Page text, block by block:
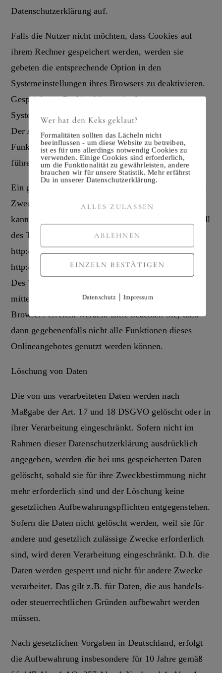
Datenschutzerklärung auf.
Falls die Nutzer nicht möchten, dass Cookies auf
ihrem Rechner gespeichert werden, werden sie
gebeten die entsprechende Option in den
Systemeinstellungen ihres Browsers zu deaktivieren.
Gespeicherte Cookies können in den
Systemeinstellungen des Browsers gelöscht werden.
Der Ausschluss von Cookies kann zu
Funktionseinschränkungen dieses Onlineangebotes
führen.
Ein genereller Widerspruch gegen den Einsatz der zu
Zwecken des Onlinemarketing eingesetzten Cookies
kann bei einer Vielzahl der Dienste, vor allem im Fall
des Trackings, über die US-amerikanische Seite
http://www.aboutads.info/choices/ oder die EU-Seite
http://www.youronlinechoices.com/ erklärt werden.
Des Weiteren kann die Speicherung von Cookies
mittels deren Abschaltung in den Einstellungen des
Browsers erreicht werden. Bitte beachten Sie, dass
dann gegebenenfalls nicht alle Funktionen dieses
Onlineangebotes genutzt werden können.
Löschung von Daten
Die von uns verarbeiteten Daten werden nach
Maßgabe der Art. 17 und 18 DSGVO gelöscht oder in
ihrer Verarbeitung eingeschränkt. Sofern nicht im
Rahmen dieser Datenschutzerklärung ausdrücklich
angegeben, werden die bei uns gespeicherten Daten
gelöscht, sobald sie für ihre Zweckbestimmung nicht
mehr erforderlich sind und der Löschung keine
gesetzlichen Aufbewahrungspflichten entgegenstehen.
Sofern die Daten nicht gelöscht werden, weil sie für
andere und gesetzlich zulässige Zwecke erforderlich
sind, wird deren Verarbeitung eingeschränkt. D.h. die
Daten werden gesperrt und nicht für andere Zwecke
verarbeitet. Das gilt z.B. für Daten, die aus handels-
oder steuerrechtlichen Gründen aufbewahrt werden
müssen.
Nach gesetzlichen Vorgaben in Deutschland, erfolgt
die Aufbewahrung insbesondere für 10 Jahre gemäß
Wer hat den Keks geklaut?
Formalitäten sollten das Lächeln nicht
beeinflussen - um diese Website zu betreiben,
ist es für uns allerdings notwendig Cookies zu
verwenden. Einige Cookies sind erforderlich,
um die Funktionalität zu gewährleisten, andere
brauchen wir für unsere Statistik. Mehr erfährst
Du in unserer Datenschutzerklärung.
ALLES ZULASSEN
ABLEHNEN
EINZELN BESTÄTIGEN
Datenschutz | Impressum